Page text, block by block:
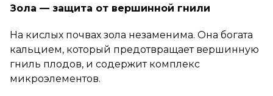
Зола — защита от вершинной гнили
На кислых почвах зола незаменима. Она богата
кальцием, который предотвращает вершинную
гниль плодов, и содержит комплекс
микроэлементов.